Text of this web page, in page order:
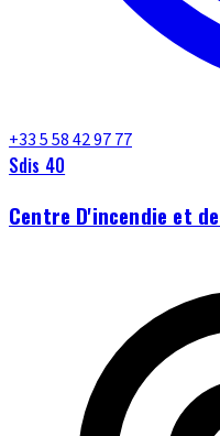
+33 5 58 42 97 77
Sdis 40
Centre D'incendie et